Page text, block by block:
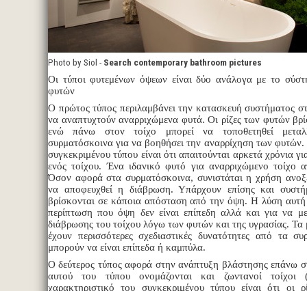
Photo by Siol - Search contemporary bathroom pictures
Οι τύποι φυτεμένων όψεων είναι δύο ανάλογα με το
φυτών
Ο πρώτος τύπος περιλαμβάνει την κατασκευή συστήματος
να αναπτυχτούν αναρριχώμενα φυτά. Οι ρίζες των φυτών
ενώ πάνω στον τοίχο μπορεί να τοποθετηθεί
συρματόσκοινα για να βοηθήσει την αναρρίχηση των φυτών.
συγκεκριμένου τύπου είναι ότι απαιτούνται αρκετά χρόνια
ενός τοίχου. Ένα ιδανικό φυτό για αναρριχώμενο τοίχο
Όσον αφορά στα συρματόσκοινα, συνιστάται η χρήση
να αποφευχθεί η διάβρωση. Υπάρχουν επίσης και
βρίσκονται σε κάποια απόσταση από την όψη. Η λύση αυτή
περίπτωση που όψη δεν είναι επίπεδη αλλά και για να
διάβρωσης του τοίχου λόγω των φυτών και της υγρασίας. Τα
έχουν περισσότερες σχεδιαστικές δυνατότητες από τα
μπορούν να είναι επίπεδα ή καμπύλα.
Ο δεύτερος τύπος αφορά στην ανάπτυξη βλάστησης επάνω
αυτού του τύπου ονομάζονται και ζωντανοί
χαρακτηριστικό του συγκεκριμένου τύπου είναι ότι οι